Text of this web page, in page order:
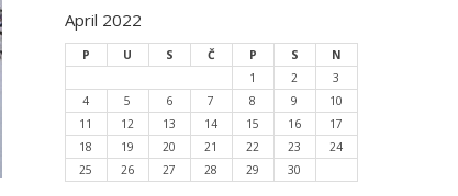
April 2022
P U S Č P S
N
1
2
3
4
5 6 7 8 9
10
11
12 13 14 15 16
17
18
19 20 21 22 23
24
25
26 27 28 29 30